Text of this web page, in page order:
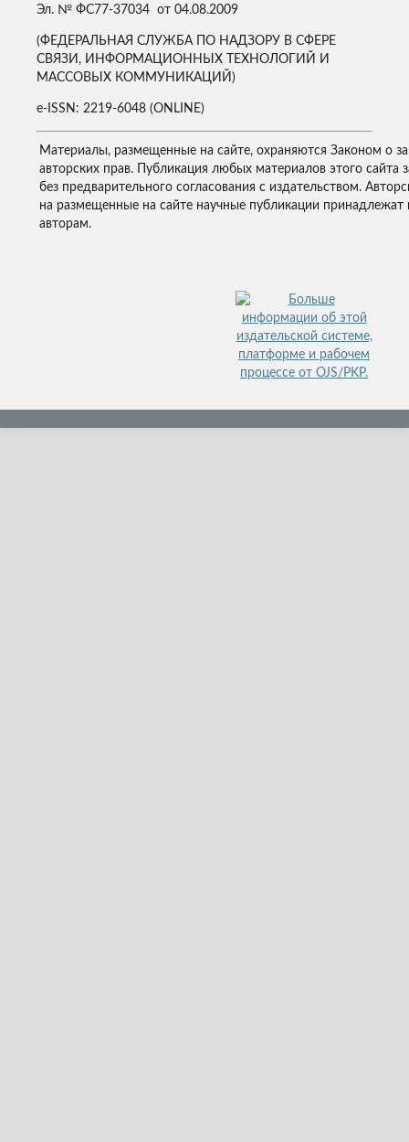
Эл. № ФС77-37034 от 04.08.2009
(ФЕДЕРАЛЬНАЯ СЛУЖБА ПО НАДЗОРУ В СФЕРЕ
СВЯЗИ, ИНФОРМАЦИОННЫХ ТЕХНОЛОГИЙ И
МАССОВЫХ КОММУНИКАЦИЙ)
e-ISSN: 2219-6048 (ONLINE)
Материалы, размещенные на сайте, охраняются Законом о
авторских прав. Публикация любых материалов этого сайта
без предварительного согласования с издательством.
на размещенные на сайте научные публикации принадлежат
авторам.